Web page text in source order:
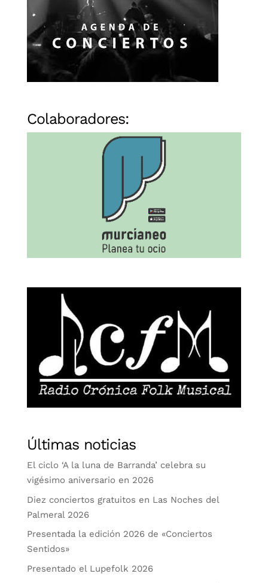
Colaboradores:
Últimas noticias
El ciclo ‘A la luna de Barranda’ celebra su
vigésimo aniversario en 2026
Diez conciertos gratuitos en Las Noches del
Palmeral 2026
Presentada la edición 2026 de «Conciertos
Sentidos»
Presentado el Lupefolk 2026